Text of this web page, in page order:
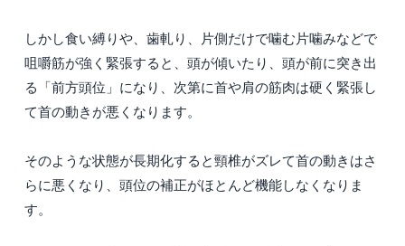
しかし食い縛りや、歯軋り、片側だけで噛む片噛みなどで
咀嚼筋が強く緊張すると、頭が傾いたり、頭が前に突き出
る「前方頭位」になり、次第に首や肩の筋肉は硬く緊張し
て首の動きが悪くなります。
そのような状態が長期化すると頸椎がズレて首の動きはさ
らに悪くなり、頭位の補正がほとんど機能しなくなりま
す。